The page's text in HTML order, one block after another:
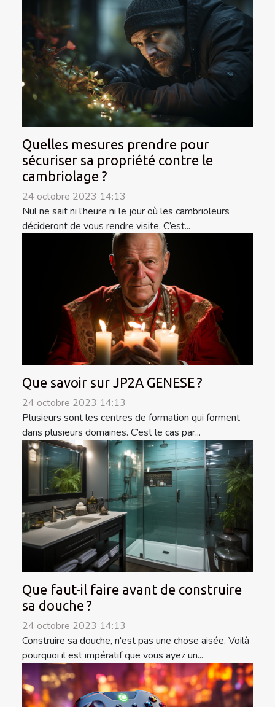
Quelles mesures prendre pour
sécuriser sa propriété contre le
cambriolage ?
24 octobre 2023 14:13
Nul ne sait ni l’heure ni le jour où les cambrioleurs
décideront de vous rendre visite. C’est...
Que savoir sur JP2A GENESE ?
24 octobre 2023 14:13
Plusieurs sont les centres de formation qui forment
dans plusieurs domaines. C’est le cas par...
Que faut-il faire avant de construire
sa douche ?
24 octobre 2023 14:13
Construire sa douche, n'est pas une chose aisée. Voilà
pourquoi il est impératif que vous ayez un...